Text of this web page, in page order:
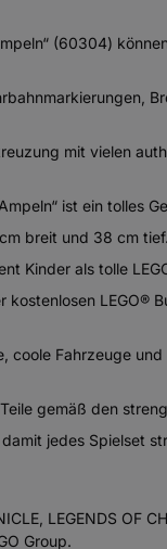
(60304)
mit vielen
ist ein tolles
breit und 38 cm tief.
Kinder als tolle
coole Fahrzeuge
gemäß den
jedes Spielset
LEGENDS OF
Group.